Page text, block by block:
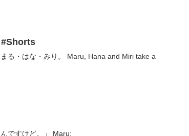
#Shorts
る・はな・みり。 Maru, Hana and Miri take a
ですけど。」 Maru: